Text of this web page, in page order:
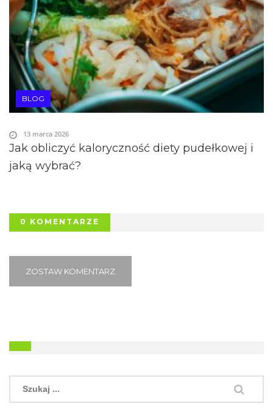
BLOG
Jak obliczyć kaloryczność diety pudełkowej i
jaką wybrać?
13 marca 2026
0 KOMENTARZE
ZOSTAW KOMENTARZ